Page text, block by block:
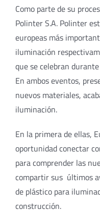
Como parte de su
Polinter S.A. Polinter
europeas más
iluminación
que se celebran
En ambos eventos,
nuevos materiales,
iluminación.
En la primera de ellas,
oportunidad conectar
para comprender las
compartir sus últimos
de plástico para
construcción.